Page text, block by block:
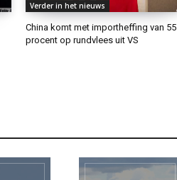
Verder in het nieuws
China komt met importheffing van 55
procent op rundvlees uit VS